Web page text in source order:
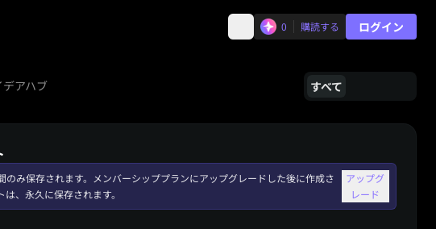
0 購読する ログイン
デアハブ すべて
のみ保存されます。メンバーシッププランにアップグレードした後に作成さ
、永久に保存されます。
アップグ
レード